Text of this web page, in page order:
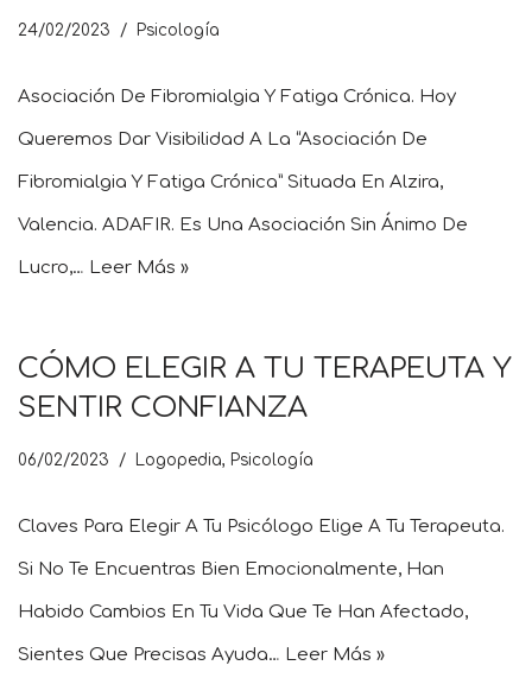
24/02/2023 Psicología
Asociación De Fibromialgia Y Fatiga Crónica. Hoy
Queremos Dar Visibilidad A La “Asociación De
Fibromialgia Y Fatiga Crónica” Situada En Alzira,
Valencia. ADAFIR. Es Una Asociación Sin Ánimo De
Lucro,… Leer Más »
CÓMO ELEGIR A TU TERAPEUTA Y
SENTIR CONFIANZA
06/02/2023 Logopedia, Psicología
Claves Para Elegir A Tu Psicólogo Elige A Tu Terapeuta.
Si No Te Encuentras Bien Emocionalmente, Han
Habido Cambios En Tu Vida Que Te Han Afectado,
Sientes Que Precisas Ayuda… Leer Más »